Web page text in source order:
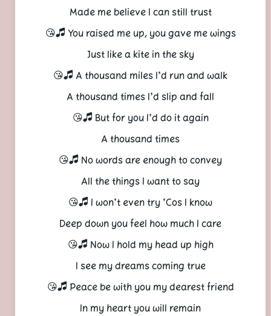
Made me believe I can still trust
You raised me up, you gave me wings 🎜😘
Just like a kite in the sky
A thousand miles I’d run and walk 🎜😘
A thousand times I’d slip and fall
But for you I’d do it again 🎜😘
A thousand times
No words are enough to convey 🎜😘
All the things I want to say
I won’t even try ‘Cos I know 🎜😘
Deep down you feel how much I care
Now I hold my head up high 🎜😘
I see my dreams coming true
Peace be with you my dearest friend 🎜😘
In my heart you will remain